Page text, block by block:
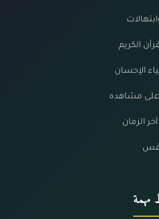
الكريم
الإحسان
مشاهده
الزمان
مهمة